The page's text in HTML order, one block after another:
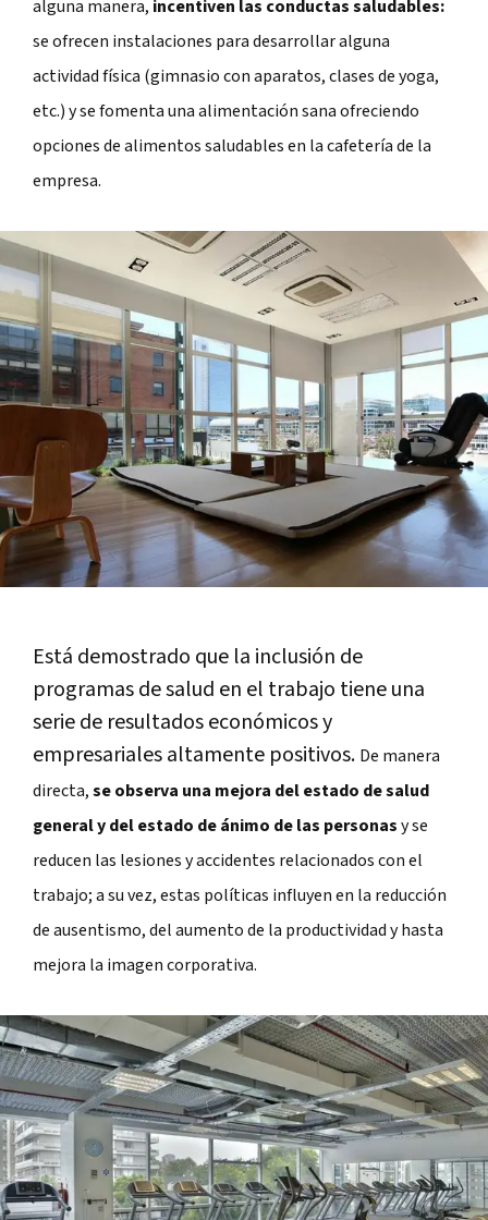
alguna manera, incentiven las conductas saludables:
se ofrecen instalaciones para desarrollar alguna
actividad física (gimnasio con aparatos, clases de yoga,
etc.) y se fomenta una alimentación sana ofreciendo
opciones de alimentos saludables en la cafetería de la
empresa.
Está demostrado que la inclusión de
programas de salud en el trabajo tiene una
serie de resultados económicos y
empresariales altamente positivos. De manera
directa,se observa una mejora del estado de salud
general y del estado de ánimo de las personasy se
reducen las lesiones y accidentes relacionados con el
trabajo; a su vez, estas políticas influyen en la reducción
de ausentismo, del aumento de la productividad y hasta
mejora la imagen corporativa.